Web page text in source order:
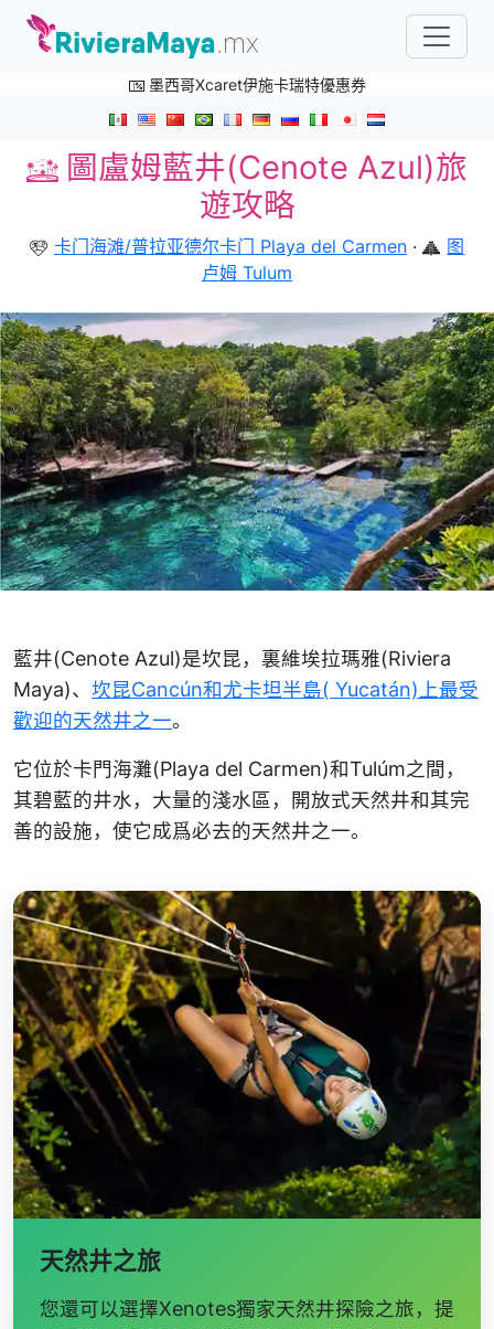
墨西哥Xcaret伊施卡瑞特優惠券
圖盧姆藍井(Cenote Azul)旅
遊攻略
卡门海滩/普拉亚德尔卡门 Playa del Carmen ·
图
卢姆 Tulum
藍井(Cenote Azul)是坎昆，裏維埃拉瑪雅(Riviera
Maya)、 坎昆Cancún和尤卡坦半島( Yucatán)上最受
歡迎的天然井之一。
它位於卡門海灘(Playa del Carmen)和Tulúm之間，
其碧藍的井水，大量的淺水區，開放式天然井和其完
善的設施，使它成爲必去的天然井之一。
天然井之旅
您還可以選擇Xenotes獨家天然井探險之旅，提